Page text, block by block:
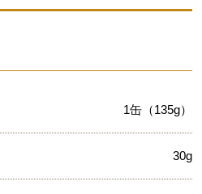
1缶（135g）
30g